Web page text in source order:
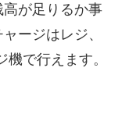
が足りるか事
ージはレジ、
で行えます。